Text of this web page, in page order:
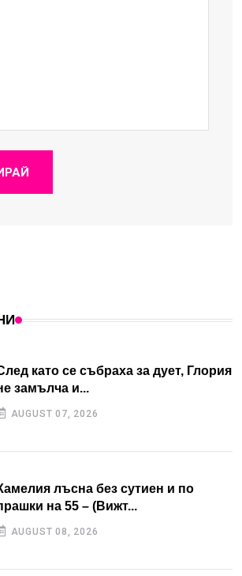
като се събраха за дует, Глория
замълча и...
AUGUST 07, 2026
лъсна без сутиен и по
на 55 – (Вижт...
AUGUST 08, 2026